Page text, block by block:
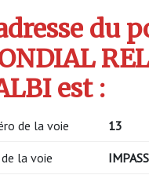
du
est :
de la voie 13
la voie